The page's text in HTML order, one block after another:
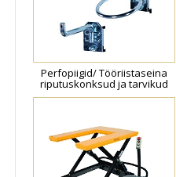
Perfopiigid/ Tööriistaseina
riputuskonksud ja tarvikud